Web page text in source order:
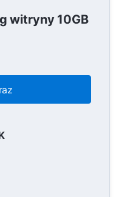
witryny 10GB